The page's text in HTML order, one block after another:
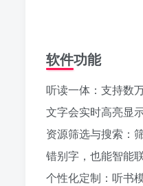
软件功能
听读一体：支持数
文字会实时高亮显
资源筛选与搜索：
错别字，也能智能
个性化定制：听书